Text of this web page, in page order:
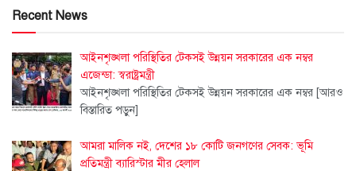
Recent News
আইনশৃঙ্খলা পরিস্থিতির টেকসই উন্নয়ন সরকারের এক নম্বর
এজেন্ডা: স্বরাষ্ট্রমন্ত্রী
আইনশৃঙ্খলা পরিস্থিতির টেকসই উন্নয়ন সরকারের এক নম্বর [আরও
বিস্তারিত পড়ুন]
আমরা মালিক নই, দেশের ১৮ কোটি জনগণের সেবক: ভূমি
প্রতিমন্ত্রী ব্যারিস্টার মীর হেলাল